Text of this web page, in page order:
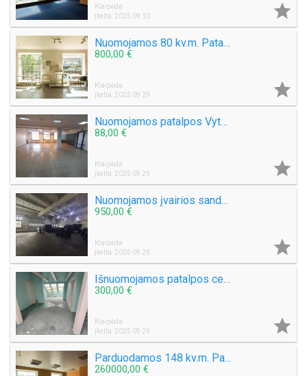
Klaipėda
Įkelta: 2025 09 30

Nuomojamos 80 kv.m. Patalpos Tiltų g. 1 aukšte Klaipėdoje
800,00 €
Klaipėda
Įkelta: 2025 09 29

Nuomojamos patalpos Vytauto g. Danės g. Šaulių g. Šilutės pl. Net Giruliuose ir t.t. Klaipėda
88,00 €
Klaipėda
Įkelta: 2025 09 29

Nuomojamos įvairios sandėliavimo, gamybinės patalpos Klaipėdoje. Plotai nuo 20 kv.m.
950,00 €
Klaipėda
Įkelta: 2025 09 29

Išnuomojamos patalpos centre Vytauto g. 24 Klaipėda. Viskas Įskaičiuota
300,00 €
Klaipėda
Įkelta: 2025 09 29

Parduodamos 148 kv.m. Patalpos Tiltų g. Klaipėdos senamiestyje. 1 aukštas
260000,00 €